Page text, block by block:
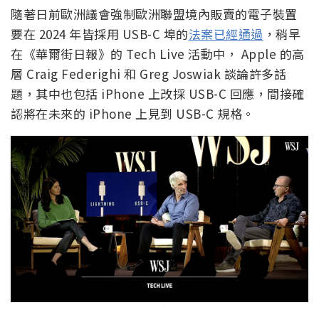
隨著日前歐洲議會強制歐洲聯盟境內販賣的電子裝置
要在 2024 年皆採用 USB-C 埠的法案已經通過 ，稍早
在《華爾街日報》的 Tech Live 活動中， Apple 的高
層 Craig Federighi 和 Greg Joswiak 談論許多話
題，其中也包括 iPhone 上改採 USB-C 回應，間接確
認將在未來的 iPhone 上見到 USB-C 規格。